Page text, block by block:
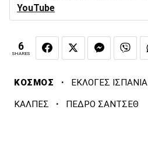
YouTube
6
SHARES
ΚΟΣΜΟΣ · ΕΚΛΟΓΕΣ ΙΣΠΑΝΙΑ
ΚΑΛΠΕΣ · ΠΕΔΡΟ ΣΑΝΤΣΕΘ